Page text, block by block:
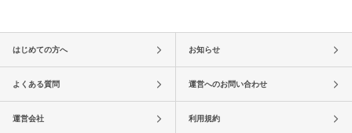
はじめての方へ お知らせ
よくある質問 運営へのお問い合わせ
運営会社 利用規約